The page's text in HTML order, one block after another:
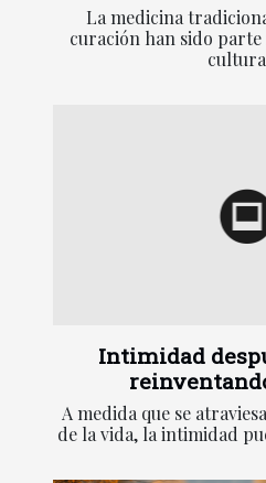
La medicina
curación han sido
Intimidad
A medida que se
de la vida, la intimidad